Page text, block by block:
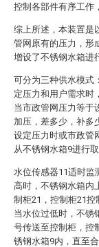
控制各部件有序工作
综上所述，本装置是
管网原有的压力，形
增设了不锈钢水箱进
可分为三种供水模式
定压力和用户需求时
当市政管网压力等于
加压，差多少，补多
设定压力时或市政管
从不锈钢水箱9进行
水位传感器11适时监
高时，不锈钢水箱内
制柜21，控制柜21控
当水位过低时，不锈
号传送至控制柜，控
锈钢水箱9内，直至